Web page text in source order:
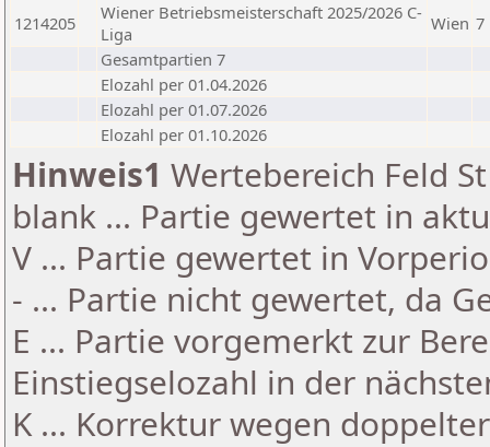
1214205
Wiener Betriebsmeisterschaft 2025/2026 C-
Liga
Wien 7
Gesamtpartien 7
Elozahl per 01.04.2026
Elozahl per 01.07.2026
Elozahl per 01.10.2026
Hinweis1 Wertebereich Feld
blank ... Partie gewertet in
V ... Partie gewertet in
- ... Partie nicht gewertet, da
E ... Partie vorgemerkt zur
Einstiegselozahl in der
K ... Korrektur wegen